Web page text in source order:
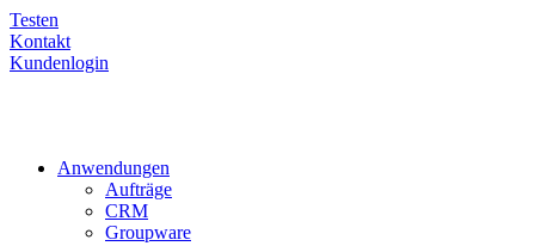
Testen
Kontakt
Kundenlogin
Anwendungen
Aufträge
CRM
Groupware